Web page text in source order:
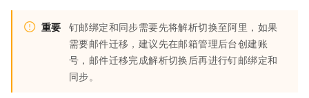
重要 钉邮绑定和同步需要先将解析切换至阿里，如果
需要邮件迁移，建议先在邮箱管理后台创建账
号，邮件迁移完成解析切换后再进行钉邮绑定和
同步。